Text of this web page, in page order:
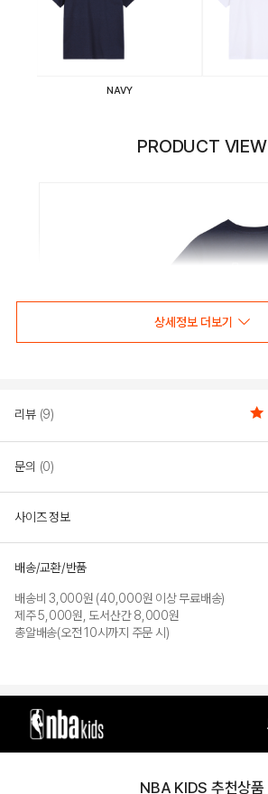
NAVY
PRODUCT VIEW
상세정보 더보기
리뷰 (9)
문의 (0)
사이즈 정보
배송/교환/반품
배송비 3,000원 (40,000원 이상 무료배송)
제주 5,000원, 도서산간 8,000원
총알배송(오전 10시까지 주문 시)
NBA KIDS 추천상품